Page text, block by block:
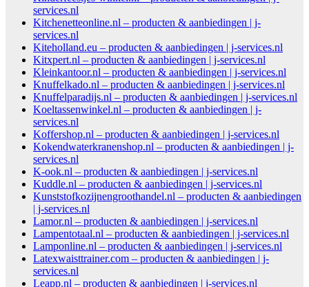
services.nl
Kitchenetteonline.nl – producten & aanbiedingen | j-
services.nl
Kiteholland.eu – producten & aanbiedingen | j-services.nl
Kitxpert.nl – producten & aanbiedingen | j-services.nl
Kleinkantoor.nl – producten & aanbiedingen | j-services.nl
Knuffelkado.nl – producten & aanbiedingen | j-services.nl
Knuffelparadijs.nl – producten & aanbiedingen | j-services.nl
Koeltassenwinkel.nl – producten & aanbiedingen | j-
services.nl
Koffershop.nl – producten & aanbiedingen | j-services.nl
Kokendwaterkranenshop.nl – producten & aanbiedingen | j-
services.nl
K-ook.nl – producten & aanbiedingen | j-services.nl
Kuddle.nl – producten & aanbiedingen | j-services.nl
Kunststofkozijnengroothandel.nl – producten & aanbiedingen
| j-services.nl
Lamor.nl – producten & aanbiedingen | j-services.nl
Lampentotaal.nl – producten & aanbiedingen | j-services.nl
Lamponline.nl – producten & aanbiedingen | j-services.nl
Latexwaisttrainer.com – producten & aanbiedingen | j-
services.nl
Leapp.nl – producten & aanbiedingen | j-services.nl